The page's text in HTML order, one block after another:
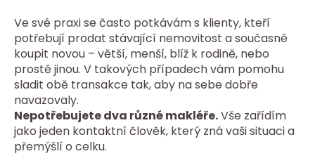
Ve své praxi se často potkávám s klienty, kteří
potřebují prodat stávající nemovitost a současně
koupit novou – větší, menší, blíž k rodině, nebo
prostě jinou. V takových případech vám pomohu
sladit obě transakce tak, aby na sebe dobře
navazovaly.
Nepotřebujete dva různé makléře.Vše zařídím
jako jeden kontaktní člověk, který zná vaši situaci a
přemýšlí o celku.